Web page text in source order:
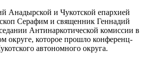
Анадырской и Чукотской епархией
Серафим и священник Геннадий
Антинаркотической комиссии в
округе, которое прошло конференц-
автономного округа.